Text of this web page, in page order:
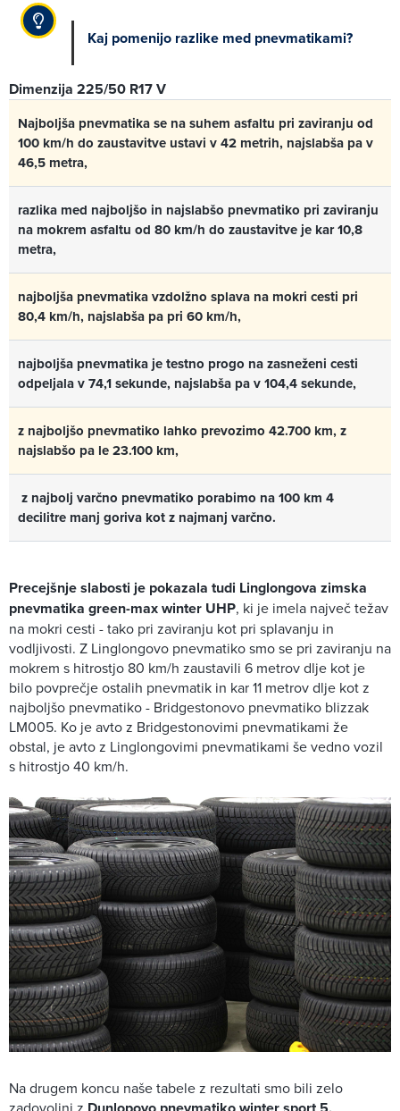
Kaj pomenijo razlike med pnevmatikami?
Dimenzija 225/50 R17 V
Najboljša pnevmatika se na suhem asfaltu pri zaviranju od
100 km/h do zaustavitve ustavi v 42 metrih, najslabša pa v
46,5 metra,
razlika med najboljšo in najslabšo pnevmatiko pri zaviranju
na mokrem asfaltu od 80 km/h do zaustavitve je kar 10,8
metra,
najboljša pnevmatika vzdolžno splava na mokri cesti pri
80,4 km/h, najslabša pa pri 60 km/h,
najboljša pnevmatika je testno progo na zasneženi cesti
odpeljala v 74,1 sekunde, najslabša pa v 104,4 sekunde,
z najboljšo pnevmatiko lahko prevozimo 42.700 km, z
najslabšo pa le 23.100 km,
z najbolj varčno pnevmatiko porabimo na 100 km 4
decilitre manj goriva kot z najmanj varčno.
Precejšnje slabosti je pokazala tudi Linglongova zimska
pnevmatika green-max winter UHP, ki je imela največ težav
na mokri cesti - tako pri zaviranju kot pri splavanju in
vodljivosti. Z Linglongovo pnevmatiko smo se pri zaviranju na
mokrem s hitrostjo 80 km/h zaustavili 6 metrov dlje kot je
bilo povprečje ostalih pnevmatik in kar 11 metrov dlje kot z
najboljšo pnevmatiko - Bridgestonovo pnevmatiko blizzak
LM005. Ko je avto z Bridgestonovimi pnevmatikami že
obstal, je avto z Linglongovimi pnevmatikami še vedno vozil
s hitrostjo 40 km/h.
Na drugem koncu naše tabele z rezultati smo bili zelo